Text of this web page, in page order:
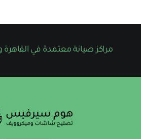
مراكز صيانة معتمدة في القاهرة